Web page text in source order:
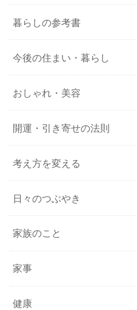
暮らしの参考書
今後の住まい・暮らし
おしゃれ・美容
開運・引き寄せの法則
考え方を変える
日々のつぶやき
家族のこと
家事
健康